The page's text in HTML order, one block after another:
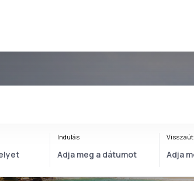
Indulás Visszaút